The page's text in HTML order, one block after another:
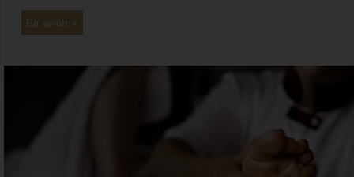
proche et ainsi rendre ce moment exceptionnel.
En savoir +